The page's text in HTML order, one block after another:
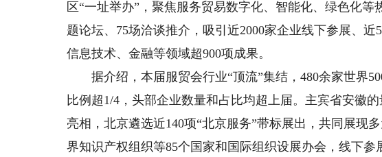
区“一址举办”，聚焦服务贸易数字化、智能化、绿色化
题论坛、75场洽谈推介，吸引近2000家企业线下参展、近
信息技术、金融等领域超900项成果。
据介绍，本届服贸会行业“顶流”集结，480余家世界
比例超1/4，头部企业数量和占比均超上届。主宾省安徽
亮相，北京遴选近140项“北京服务”带标展出，共同展现
界知识产权组织等85个国家和国际组织设展办会，线下